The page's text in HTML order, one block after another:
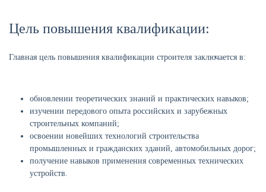
Цель повышения квалификации:
Главная цель повышения квалификации строителя заключается в:
обновлении теоретических знаний и практических навыков;
изучении передового опыта российских и зарубежных
строительных компаний;
освоении новейших технологий строительства
промышленных и гражданских зданий, автомобильных дорог;
получение навыков применения современных технических
устройств.